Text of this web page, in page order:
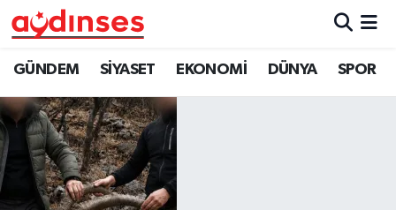
GÜNDEM SİYASET EKONOMİ DÜNYA SPOR
GÜNDEM
SİYASET
EKONOMİ
DÜNYA
Nöbetçi Eczaneler
Hava Durumu
Aydin Namaz Vakitleri
Trafik Durumu